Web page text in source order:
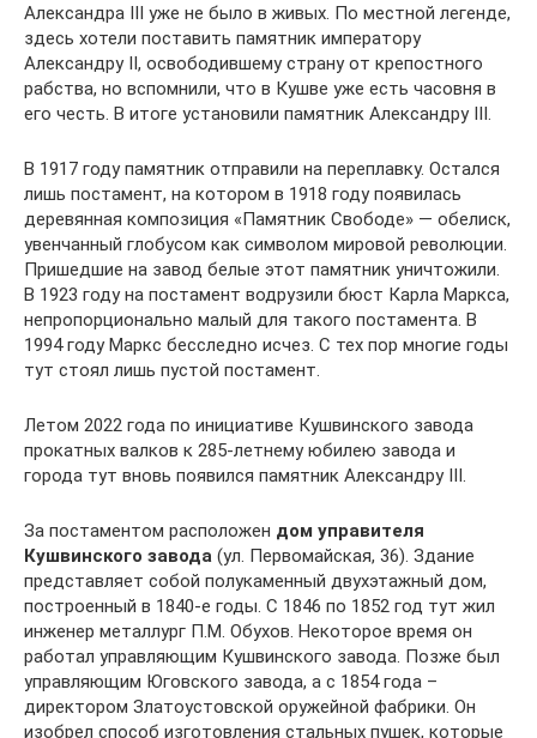
Александра III уже не было в живых. По местной легенде,
здесь хотели поставить памятник императору
Александру II, освободившему страну от крепостного
рабства, но вспомнили, что в Кушве уже есть часовня в
его честь. В итоге установили памятник Александру III.
В 1917 году памятник отправили на переплавку. Остался
лишь постамент, на котором в 1918 году появилась
деревянная композиция «Памятник Свободе» — обелиск,
увенчанный глобусом как символом мировой революции.
Пришедшие на завод белые этот памятник уничтожили.
В 1923 году на постамент водрузили бюст Карла Маркса,
непропорционально малый для такого постамента. В
1994 году Маркс бесследно исчез. С тех пор многие годы
тут стоял лишь пустой постамент.
Летом 2022 года по инициативе Кушвинского завода
прокатных валков к 285-летнему юбилею завода и
города тут вновь появился памятник Александру III.
За постаментом расположен дом управителя
Кушвинского завода (ул. Первомайская, 36). Здание
представляет собой полукаменный двухэтажный дом,
построенный в 1840-е годы. С 1846 по 1852 год тут жил
инженер металлург П.М. Обухов. Некоторое время он
работал управляющим Кушвинского завода. Позже был
управляющим Юговского завода, а с 1854 года –
директором Златоустовской оружейной фабрики. Он
изобрел способ изготовления стальных пушек, которые